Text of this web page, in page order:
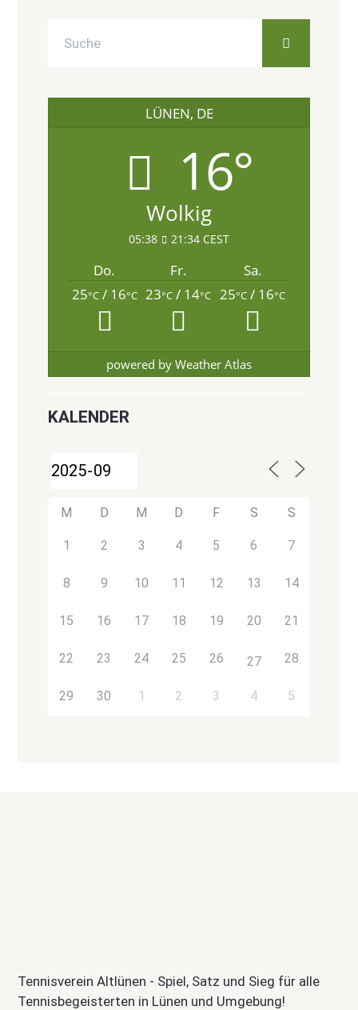
LÜNEN, DE
16°
Wolkig
05:38 21:34 CEST
Do. Fr.
Sa.
25°C/ 16°C 23°C / 14°C 25°C / 16°C
powered by Weather Atlas
KALENDER
M D M D F S S
1 2 3 4 5 6 7
8 9 10 11 12 13 14
15 16 17 18 19 20 21
22 23 24 25 26 27 28
29 30 1 2 3 4 5
Tennisverein Altlünen - Spiel, Satz und Sieg für alle
Tennisbegeisterten in Lünen und Umgebung!